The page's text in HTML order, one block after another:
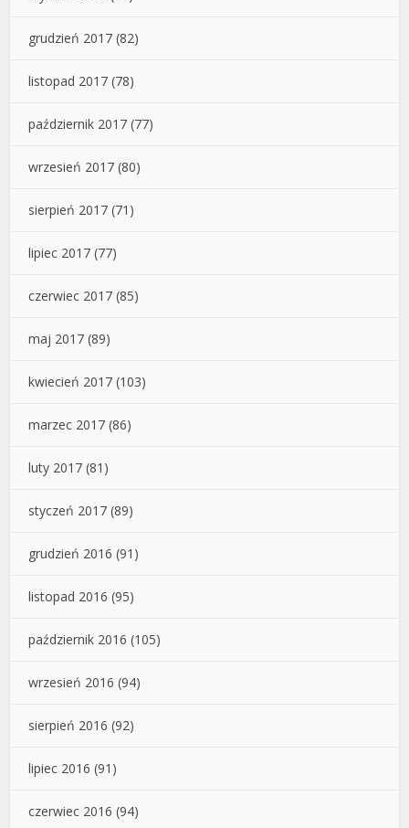
grudzień 2017 (82)
listopad 2017 (78)
październik 2017 (77)
wrzesień 2017 (80)
sierpień 2017 (71)
lipiec 2017 (77)
czerwiec 2017 (85)
maj 2017 (89)
kwiecień 2017 (103)
marzec 2017 (86)
luty 2017 (81)
styczeń 2017 (89)
grudzień 2016 (91)
listopad 2016 (95)
październik 2016 (105)
wrzesień 2016 (94)
sierpień 2016 (92)
lipiec 2016 (91)
czerwiec 2016 (94)